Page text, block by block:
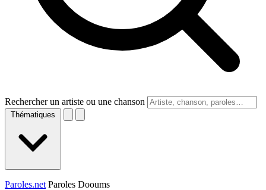
Rechercher un artiste ou une chanson
Thématiques
Paroles.net Paroles Dooums